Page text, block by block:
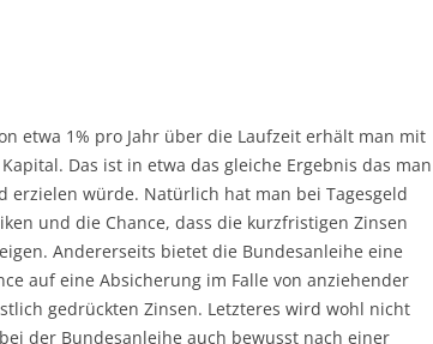
etwa 1% pro Jahr über die Laufzeit erhält man mit
Das ist in etwa das gleiche Ergebnis das man
erzielen würde. Natürlich hat man bei Tagesgeld
und die Chance, dass die kurzfristigen Zinsen
Andererseits bietet die Bundesanleihe eine
auf eine Absicherung im Falle von anziehender
gedrückten Zinsen. Letzteres wird wohl nicht
der Bundesanleihe auch bewusst nach einer